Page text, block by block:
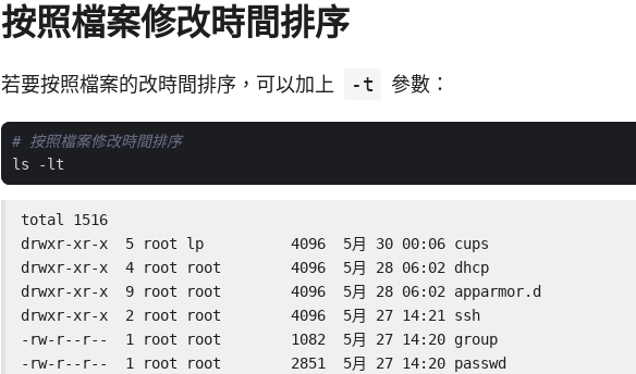
按照檔案修改時間排序
若要按照檔案的改時間排序，可以加上 -t 參數：
# 按照檔案修改時間排序
total 1516
drwxr-xr-x  5 root lp          4096  5月 30 00:06 cups
drwxr-xr-x  4 root root        4096  5月 28 06:02 dhcp
drwxr-xr-x  9 root root        4096  5月 28 06:02 apparmor.d
drwxr-xr-x  2 root root        4096  5月 27 14:21 ssh
-rw-r--r--  1 root root        1082  5月 27 14:20 group
-rw-r--r--  1 root root        2851  5月 27 14:20 passwd